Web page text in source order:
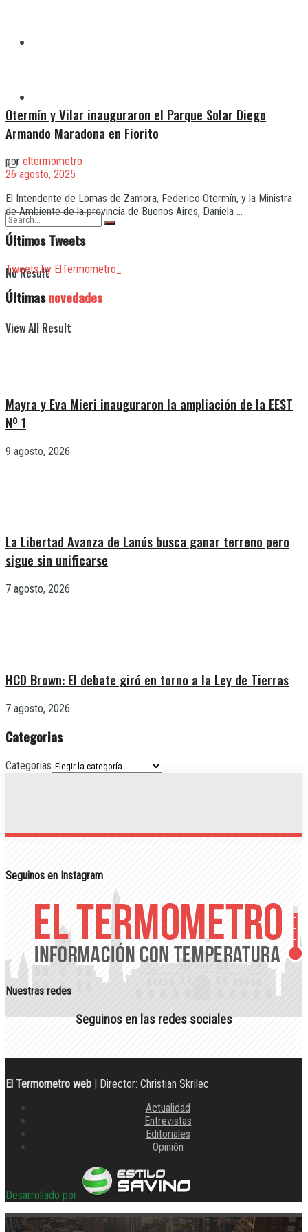
No Result
View All Result
Otermín y Vilar inauguraron el Parque Solar Diego
Armando Maradona en Fiorito
por eltermometro
26 agosto, 2025
El Intendente de Lomas de Zamora, Federico Otermín, y la Ministra
de Ambiente de la provincia de Buenos Aires, Daniela ...
Últimos Tweets
Tweets by ElTermometro_
Últimasnovedades
Mayra y Eva Mieri inauguraron la ampliación de la EEST
Nº 1
9 agosto, 2026
La Libertad Avanza de Lanús busca ganar terreno pero
sigue sin unificarse
7 agosto, 2026
HCD Brown: El debate giró en torno a la Ley de Tierras
7 agosto, 2026
Categorias
Categorias
Seguinos en Instagram
Nuestras redes
Seguinos en las redes sociales
El Termometro web | Director: Christian Skrilec
Actualidad
Entrevistas
Editoriales
Opinión
Desarrollado por